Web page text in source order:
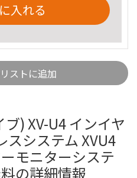
入れる
ストに追加
) XV-U4 インイヤ
スシステム XVU4
モニターシステ
の詳細情報